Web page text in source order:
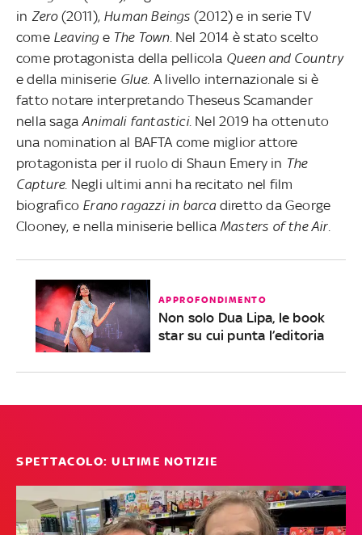
in Zero(2011), Human Beings (2012) e in serie TV
come Leavinge The Town. Nel 2014 è stato scelto
come protagonista della pellicola Queen and Country
e della miniserie Glue. A livello internazionale si è
fatto notare interpretando Theseus Scamander
nella sagaAnimali fantastici. Nel 2019 ha ottenuto
una nomination al BAFTA come miglior attore
protagonista per il ruolo di Shaun Emery in The
Capture. Negli ultimi anni ha recitato nel film
biografico Erano ragazzi in barcadiretto da George
Clooney, e nella miniserie bellica Masters of the Air.
APPROFONDIMENTO
Non solo Dua Lipa, le book
star su cui punta l’editoria
SPETTACOLO: ULTIME NOTIZIE